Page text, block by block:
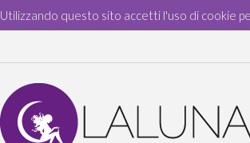
Utilizzando questo sito accetti l'uso di cookie